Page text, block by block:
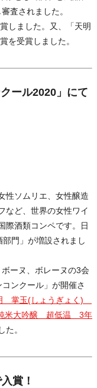
査されました。
しました。又、「天明
を受賞しました。
ール2020」にて
性ソムリエ、女性醸造
など、世界の女性ワイ
際酒類コンペです。日
門」が増設されまし
ーヌ、ボレーヌの3会
ンクール」が開催さ
掌玉(しょうぎょく)
米大吟醸 超低温 3年
た。
賞！